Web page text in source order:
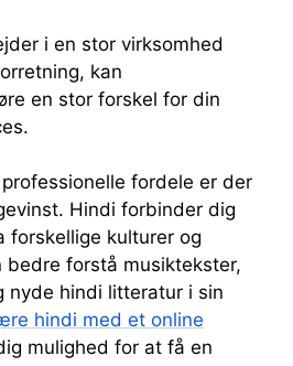
i en stor virksomhed
kan
en stor forskel for din
fordele er der
Hindi forbinder dig
forskellige kulturer og
bedre forstå musiktekster,
nyde hindi litteratur i sin
hindi med et online
mulighed for at få en